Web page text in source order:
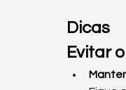
Evitar